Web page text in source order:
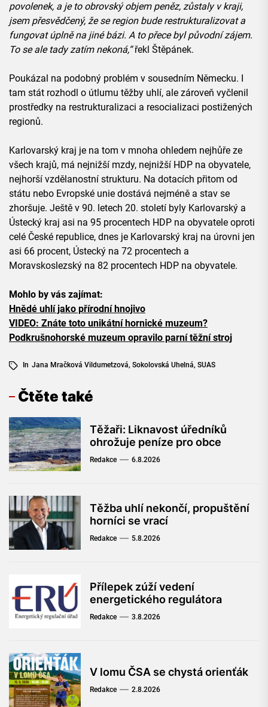
povolenek, a je to obrovský objem peněz, zůstaly v kraji,
jsem přesvědčený, že se region bude restrukturalizovat a
fungovat úplně na jiné bázi. A to přece byl původní zájem.
To se ale tady zatím nekoná,“řekl Štěpánek.
Poukázal na podobný problém v sousedním Německu. I
tam stát rozhodl o útlumu těžby uhlí, ale zároveň vyčlenil
prostředky na restrukturalizaci a resocializaci postižených
regionů.
Karlovarský kraj je na tom v mnoha ohledem nejhůře ze
všech krajů, má nejnižší mzdy, nejnižší HDP na obyvatele,
nejhorší vzdělanostní strukturu. Na dotacích přitom od
státu nebo Evropské unie dostává nejméně a stav se
zhoršuje. Ještě v 90. letech 20. století byly Karlovarský a
Ústecký kraj asi na 95 procentech HDP na obyvatele oproti
celé České republice, dnes je Karlovarský kraj na úrovni jen
asi 66 procent, Ústecký na 72 procentech a
Moravskoslezský na 82 procentech HDP na obyvatele.
Mohlo by vás zajímat:
Hnědé uhlí jako přírodní hnojivo
VIDEO: Znáte toto unikátní hornické muzeum?
Podkrušnohorské muzeum opravilo parní těžní stroj
In Jana Mračková Vildumetzová, Sokolovská Uhelná, SUAS
Čtěte také
Těžaři: Liknavost úředníků
ohrožuje peníze pro obce
Redakce 6.8.2026
Těžba uhlí nekončí, propuštění
horníci se vrací
Redakce 5.8.2026
Přílepek zúží vedení
energetického regulátora
Redakce 3.8.2026
V lomu ČSA se chystá orienťák
Redakce 2.8.2026